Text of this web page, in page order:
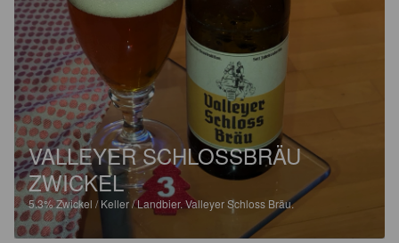
VALLEYER SCHLOSSBRÄU
ZWICKEL
5.3%Zwickel / Keller / Landbier.Valleyer Schloss Bräu.